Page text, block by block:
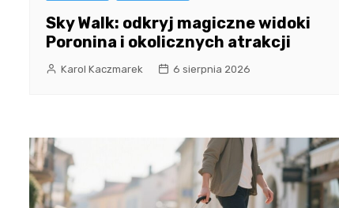
Sky Walk: odkryj magiczne widoki
Poronina i okolicznych atrakcji
Karol Kaczmarek 6 sierpnia 2026